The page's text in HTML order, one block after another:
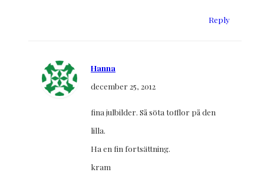
Reply
Hanna
december 25, 2012
fina julbilder. Så söta tofflor på den
lilla.
Ha en fin fortsättning.
kram